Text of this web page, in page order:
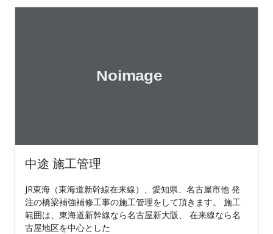
中途 施工管理
JR東海（東海道新幹線在来線）、愛知県、名古屋市他 発
注の橋梁補強補修工事の施工管理をして頂きます。 施工
範囲は、東海道新幹線なら名古屋新大阪、 在来線なら名
古屋地区を中心とした